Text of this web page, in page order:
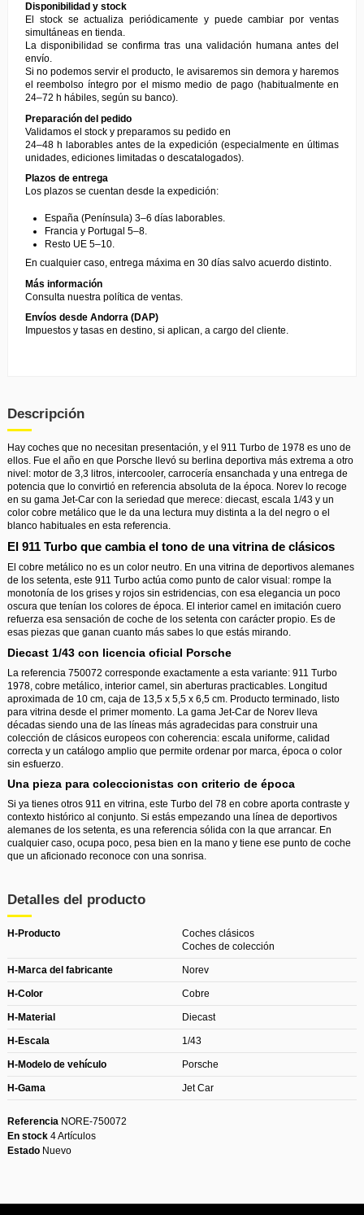
Disponibilidad y stock
El stock se actualiza periódicamente y puede cambiar por ventas
simultáneas en tienda.
La disponibilidad se confirma tras una validación humana antes del
envío.
Si no podemos servir el producto, le avisaremos sin demora y haremos
el reembolso íntegro por el mismo medio de pago (habitualmente en
24–72 h hábiles, según su banco).
Preparación del pedido
Validamos el stock y preparamos su pedido en
24–48 h laborables antes de la expedición (especialmente en últimas
unidades, ediciones limitadas o descatalogados).
Plazos de entrega
Los plazos se cuentan desde la expedición:
España (Península) 3–6 días laborables.
Francia y Portugal 5–8.
Resto UE 5–10.
En cualquier caso, entrega máxima en 30 días salvo acuerdo distinto.
Más información
Consulta nuestra política de ventas
Envíos desde Andorra (DAP)
Impuestos y tasas en destino, si aplican, a cargo del cliente.
Descripción
Hay coches que no necesitan presentación, y el 911 Turbo de 1978 es uno de
ellos. Fue el año en que Porsche llevó su berlina deportiva más extrema a otro
nivel: motor de 3,3 litros, intercooler, carrocería ensanchada y una entrega de
potencia que lo convirtió en referencia absoluta de la época. Norev lo recoge
en su gama Jet-Car con la seriedad que merece: diecast, escala 1/43 y un
color cobre metálico que le da una lectura muy distinta a la del negro o el
blanco habituales en esta referencia.
El 911 Turbo que cambia el tono de una vitrina de clásicos
El cobre metálico no es un color neutro. En una vitrina de deportivos alemanes
de los setenta, este 911 Turbo actúa como punto de calor visual: rompe la
monotonía de los grises y rojos sin estridencias, con esa elegancia un poco
oscura que tenían los colores de época. El interior camel en imitación cuero
refuerza esa sensación de coche de los setenta con carácter propio. Es de
esas piezas que ganan cuanto más sabes lo que estás mirando.
Diecast 1/43 con licencia oficial Porsche
La referencia 750072 corresponde exactamente a esta variante: 911 Turbo
1978, cobre metálico, interior camel, sin aberturas practicables. Longitud
aproximada de 10 cm, caja de 13,5 x 5,5 x 6,5 cm. Producto terminado, listo
para vitrina desde el primer momento. La gama Jet-Car de Norev lleva
décadas siendo una de las líneas más agradecidas para construir una
colección de clásicos europeos con coherencia: escala uniforme, calidad
correcta y un catálogo amplio que permite ordenar por marca, época o color
sin esfuerzo.
Una pieza para coleccionistas con criterio de época
Si ya tienes otros 911 en vitrina, este Turbo del 78 en cobre aporta contraste y
contexto histórico al conjunto. Si estás empezando una línea de deportivos
alemanes de los setenta, es una referencia sólida con la que arrancar. En
cualquier caso, ocupa poco, pesa bien en la mano y tiene ese punto de coche
que un aficionado reconoce con una sonrisa.
Detalles del producto
H-Producto
Coches clásicos
Coches de colección
H-Marca del fabricante Norev
H-Color Cobre
H-Material Diecast
H-Escala 1/43
H-Modelo de vehículo Porsche
H-Gama Jet Car
Referencia NORE-750072
En stock 4 Artículos
Estado Nuevo